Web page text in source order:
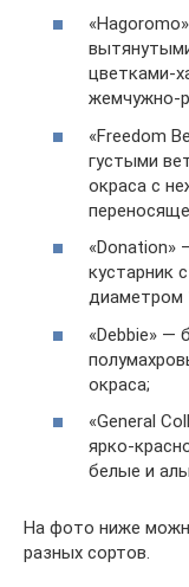
цветками-
жемчужно-
«Freedom
густыми
окраса с
«Donation»
кустарник
диаметром
«Debbie» —
окраса;
«General
ярко-
белые и
На фото ниже
разных сортов.